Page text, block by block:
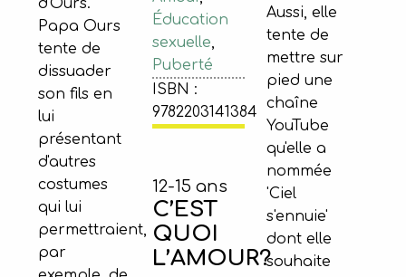
Éducation
sexuelle
Puberté
ISBN :
9782203141384
d'Ours.
Papa Ours
tente de
dissuader
son fils en
lui
présentant
d'autres
costumes
qui lui
permettraient,
par
12-15 ans
C’EST
QUOI
L’AMOUR?
Aussi, elle
tente de
mettre sur
pied une
chaîne
YouTube
qu'elle a
nommée
'Ciel
s'ennuie'
dont elle
souhaite